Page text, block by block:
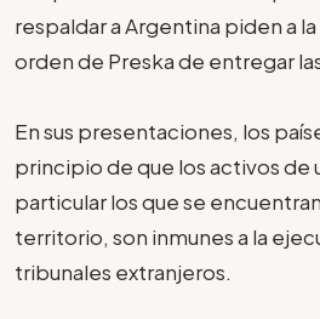
respaldar a Argentina piden a
orden de Preska de entregar
En sus presentaciones, los
principio de que los activos de
particular los que se
territorio, son inmunes a la
tribunales extranjeros.